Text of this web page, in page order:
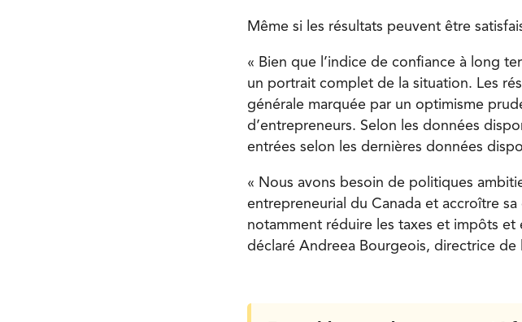
Même si les résultats peuvent être
« Bien que l’indice de confiance à long
un portrait complet de la situation. Les
générale marquée par un optimisme
d’entrepreneurs. Selon les données
entrées selon les dernières données
« Nous avons besoin de politiques
entrepreneurial du Canada et accroître
notamment réduire les taxes et impôts et
déclaré Andreea Bourgeois, directrice de